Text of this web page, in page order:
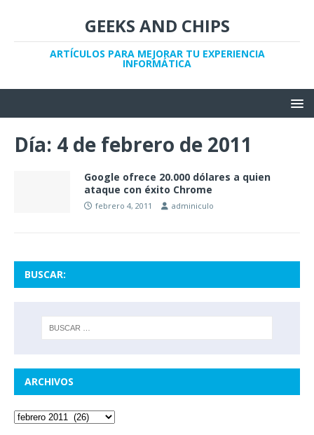
GEEKS AND CHIPS
ARTÍCULOS PARA MEJORAR TU EXPERIENCIA
INFORMÁTICA
Día: 4 de febrero de 2011
Google ofrece 20.000 dólares a quien
ataque con éxito Chrome
febrero 4, 2011 adminiculo
BUSCAR:
ARCHIVOS